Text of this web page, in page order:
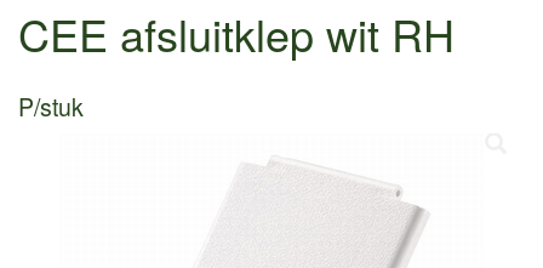
CEE afsluitklep wit RH
P/stuk